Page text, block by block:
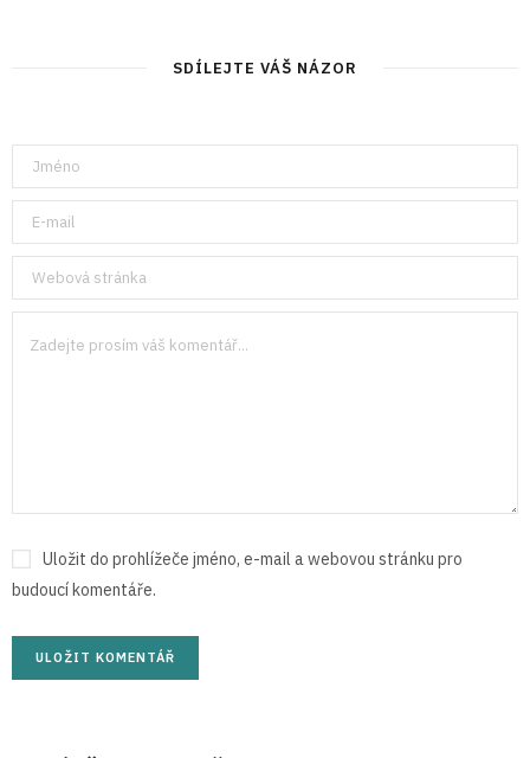
SDÍLEJTE VÁŠ NÁZOR
Uložit do prohlížeče jméno, e-mail a webovou stránku pro
budoucí komentáře.